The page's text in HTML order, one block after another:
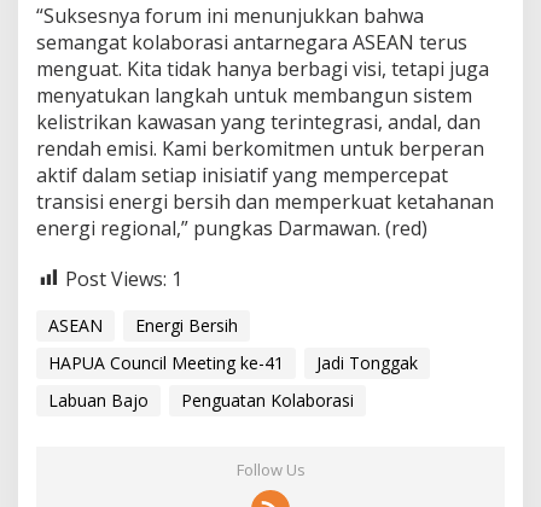
“Suksesnya forum ini menunjukkan bahwa
semangat kolaborasi antarnegara ASEAN terus
menguat. Kita tidak hanya berbagi visi, tetapi juga
menyatukan langkah untuk membangun sistem
kelistrikan kawasan yang terintegrasi, andal, dan
rendah emisi. Kami berkomitmen untuk berperan
aktif dalam setiap inisiatif yang mempercepat
transisi energi bersih dan memperkuat ketahanan
energi regional,” pungkas Darmawan. (red)
Post Views: 1
ASEAN
Energi Bersih
HAPUA Council Meeting ke-41
Jadi Tonggak
Labuan Bajo
Penguatan Kolaborasi
Follow Us